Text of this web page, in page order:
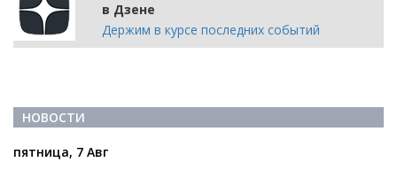
в Дзене
Держим в курсе последних событий
НОВОСТИ
пятница, 7 Авг